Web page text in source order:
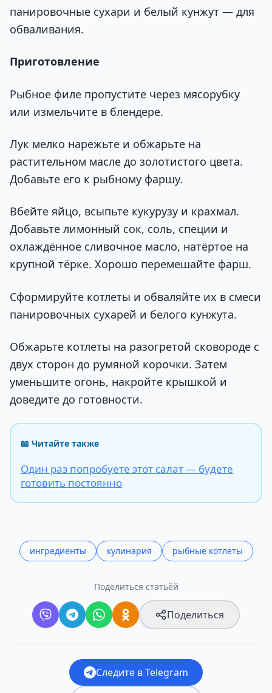
панировочные сухари и белый кунжут — для
обваливания.
Приготовление
Рыбное филе пропустите через мясорубку
или измельчите в блендере.
Лук мелко нарежьте и обжарьте на
растительном масле до золотистого цвета.
Добавьте его к рыбному фаршу.
Вбейте яйцо, всыпьте кукурузу и крахмал.
Добавьте лимонный сок, соль, специи и
охлаждённое сливочное масло, натёртое на
крупной тёрке. Хорошо перемешайте фарш.
Сформируйте котлеты и обваляйте их в смеси
панировочных сухарей и белого кунжута.
Обжарьте котлеты на разогретой сковороде с
двух сторон до румяной корочки. Затем
уменьшите огонь, накройте крышкой и
доведите до готовности.
📖 Читайте также
Один раз попробуете этот салат — будете
готовить постоянно
ингредиенты кулинария рыбные котлеты
Поделиться статьёй
Поделиться
Следите в Telegram